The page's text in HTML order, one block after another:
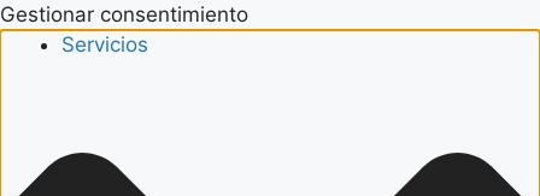
Gestionar consentimiento
Servicios